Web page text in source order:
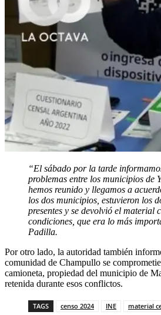
“El sábado por la tarde
problemas entre los municipios de
hemos reunido y llegamos a
los dos municipios, estuvieron los
presentes y se devolvió el material
condiciones, que era lo más
Padilla.
Por otro lado, la autoridad también
comunidad de Champullo se
camioneta, propiedad del municipio de
retenida durante esos conflictos.
TAGS censo 2024 INE material